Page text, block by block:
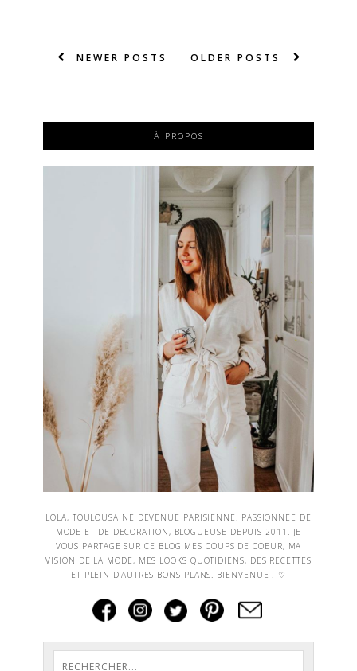
NEWER POSTS OLDER POSTS
À PROPOS
LOLA, TOULOUSAINE DEVENUE PARISIENNE. PASSIONNEE DE
MODE ET DE DECORATION, BLOGUEUSE DEPUIS 2011. JE
VOUS PARTAGE SUR CE BLOG MES COUPS DE COEUR, MA
VISION DE LA MODE, MES LOOKS QUOTIDIENS, DES RECETTES
ET PLEIN D'AUTRES BONS PLANS. BIENVENUE ! ♡